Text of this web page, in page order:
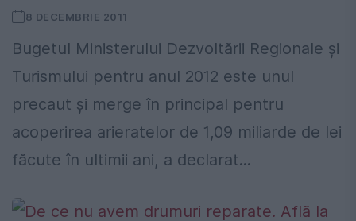
8 DECEMBRIE 2011
Bugetul Ministerului Dezvoltării Regionale şi
Turismului pentru anul 2012 este unul
precaut şi merge în principal pentru
acoperirea arieratelor de 1,09 miliarde de lei
făcute în ultimii ani, a declarat...